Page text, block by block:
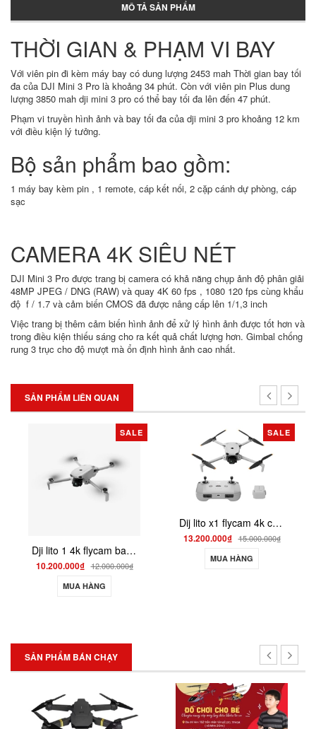
MÔ TẢ SẢN PHẨM
THỜI GIAN & PHẠM VI BAY
Với viên pin đi kèm máy bay có dung lượng 2453 mah Thời gian bay tối
đa của DJI Mini 3 Pro là khoảng 34 phút. Còn với viên pin Plus dung
lượng 3850 mah dji mini 3 pro có thể bay tối đa lên đến 47 phút.
Phạm vi truyền hình ảnh và bay tối đa của dji mini 3 pro khoảng 12 km
với điều kiện lý tưởng.
Bộ sản phẩm bao gồm:
1 máy bay kèm pin , 1 remote, cáp kết nối, 2 cặp cánh dự phòng, cáp
sạc
CAMERA 4K SIÊU NÉT
DJI Mini 3 Pro được trang bị camera có khả năng chụp ảnh độ phân giải
48MP JPEG / DNG (RAW) và quay 4K 60 fps , 1080 120 fps cùng khẩu
độ f / 1.7 và cảm biến CMOS đã được nâng cấp lên 1/1,3 inch
Việc trang bị thêm cảm biến hình ảnh để xử lý hình ảnh được tốt hơn và
trong điều kiện thiếu sáng cho ra kết quả chất lượng hơn. Gimbal chống
rung 3 trục cho độ mượt mà ổn định hình ảnh cao nhất.
SẢN PHẨM LIÊN QUAN
SALE
Dji lito 1 4k flycam bay đầm kháng gió tốt
10.200.000₫ 12.000.000₫
MUA HÀNG
SALE
Dij lito x1 flycam 4k có cảm biến
13.200.000₫ 15.000.000₫
MUA HÀNG
SẢN PHẨM BÁN CHẠY